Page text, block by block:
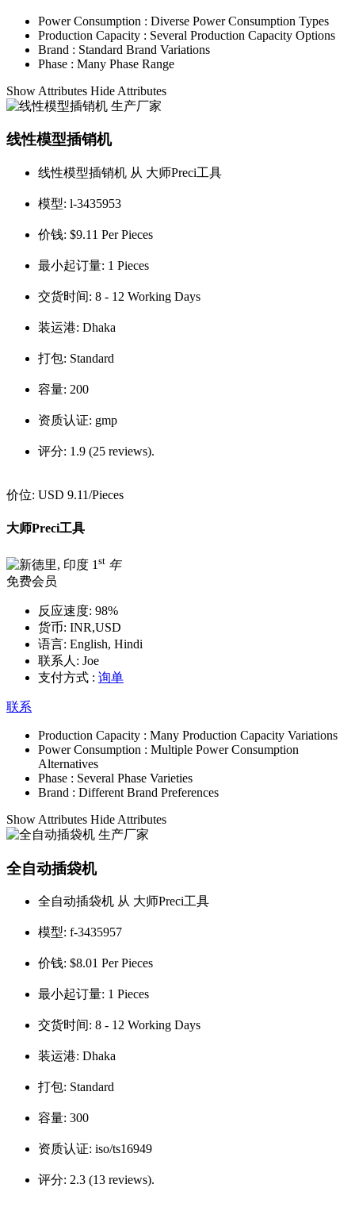
Power Consumption : Diverse Power Consumption Types
Production Capacity : Several Production Capacity Options
Brand : Standard Brand Variations
Phase : Many Phase Range
Show Attributes Hide Attributes
线性模型插销机
线性模型插销机 从 大师Preci工具
模型: l-3435953
价钱: $9.11 Per Pieces
最小起订量: 1 Pieces
交货时间: 8 - 12 Working Days
装运港: Dhaka
打包: Standard
容量: 200
资质认证: gmp
评分: 1.9 (25 reviews).
价位: USD 9.11/Pieces
大师Preci工具
1 st 年
免费会员
反应速度: 98%
货币: INR,USD
语言: English, Hindi
联系人: Joe
支付方式 : 询单
联系
Production Capacity : Many Production Capacity Variations
Power Consumption : Multiple Power Consumption
Alternatives
Phase : Several Phase Varieties
Brand : Different Brand Preferences
Show Attributes Hide Attributes
全自动插袋机
全自动插袋机 从 大师Preci工具
模型: f-3435957
价钱: $8.01 Per Pieces
最小起订量: 1 Pieces
交货时间: 8 - 12 Working Days
装运港: Dhaka
打包: Standard
容量: 300
资质认证: iso/ts16949
评分: 2.3 (13 reviews).